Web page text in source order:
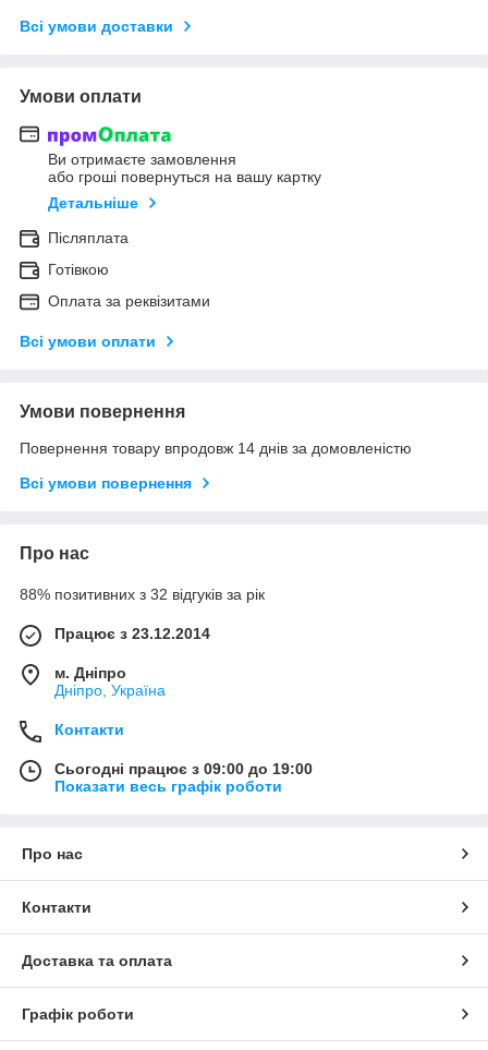
Всі умови доставки
Умови оплати
Ви отримаєте замовлення
або гроші повернуться на вашу картку
Детальніше
Післяплата
Готівкою
Оплата за реквізитами
Всі умови оплати
Умови повернення
Повернення товару впродовж 14 днів за домовленістю
Всі умови повернення
Про нас
88% позитивних з 32 відгуків за рік
Працює з 23.12.2014
м. Дніпро
Дніпро, Україна
Контакти
Сьогодні працює з 09:00 до 19:00
Показати весь графік роботи
Про нас
Контакти
Доставка та оплата
Графік роботи